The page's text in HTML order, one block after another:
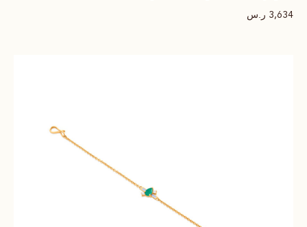
3,634 ر.س